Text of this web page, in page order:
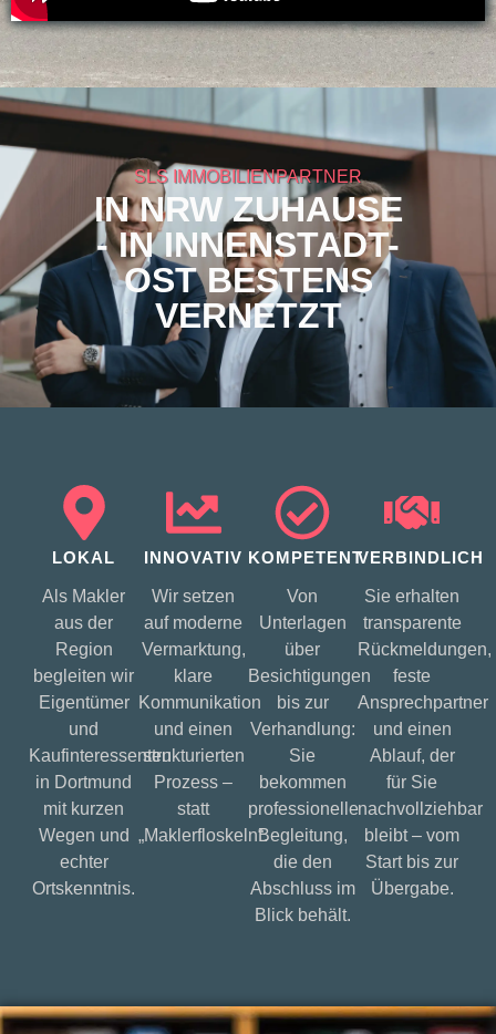
SLS IMMOBILIENPARTNER
IN NRW ZUHAUSE
- IN INNENSTADT-
OST BESTENS
VERNETZT
LOKAL
Als Makler
aus der
Region
begleiten wir
Eigentümer
und
Kaufinteressenten
in Dortmund
mit kurzen
Wegen und
echter
Ortskenntnis.
INNOVATIV
Wir setzen
auf moderne
Vermarktung,
klare
Kommunikation
und einen
strukturierten
Prozess –
statt
„Maklerfloskeln“.
KOMPETENT
Von
Unterlagen
über
Besichtigungen
bis zur
Verhandlung:
Sie
bekommen
professionelle
Begleitung,
die den
Abschluss im
Blick behält.
VERBINDLICH
Sie erhalten
transparente
Rückmeldungen,
feste
Ansprechpartner
und einen
Ablauf, der
für Sie
nachvollziehbar
bleibt – vom
Start bis zur
Übergabe.